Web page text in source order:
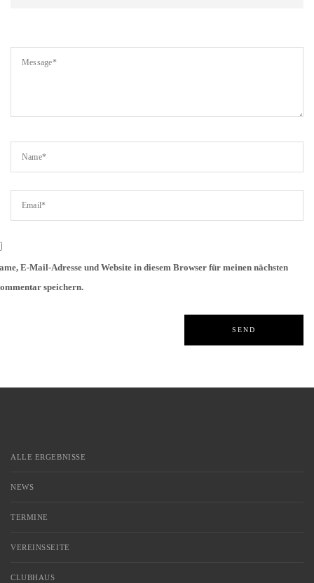
E-Mail-Adresse und Website in diesem Browser für meinen nächsten
speichern.
ALLE ERGEBNISSE
NEWS
TERMINE
VEREINSSEITE
CLUBHAUS